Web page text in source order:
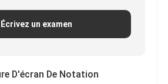
Écrivez un examen
D'écran De Notation